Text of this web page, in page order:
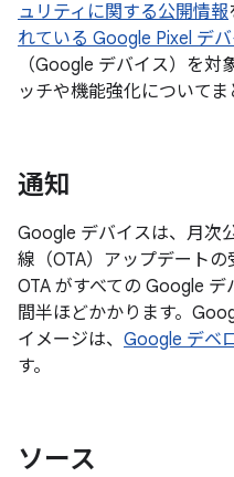
ュリティに関する公開情報
れている Google Pixel デ
（Google デバイス）を
ッチや機能強化についてま
通知
Google デバイスは、月次
線（OTA）アップデートの
OTA がすべての Google
間半ほどかかります。
イメージは、 Google デベ
す。
ソース